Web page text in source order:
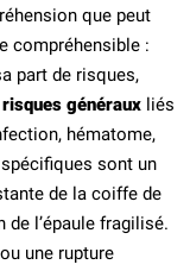
que peut
compréhensible :
part de risques,
risques générauxliés
hématome,
sont un
de la coiffe de
de l’épaule fragilisé.
une rupture